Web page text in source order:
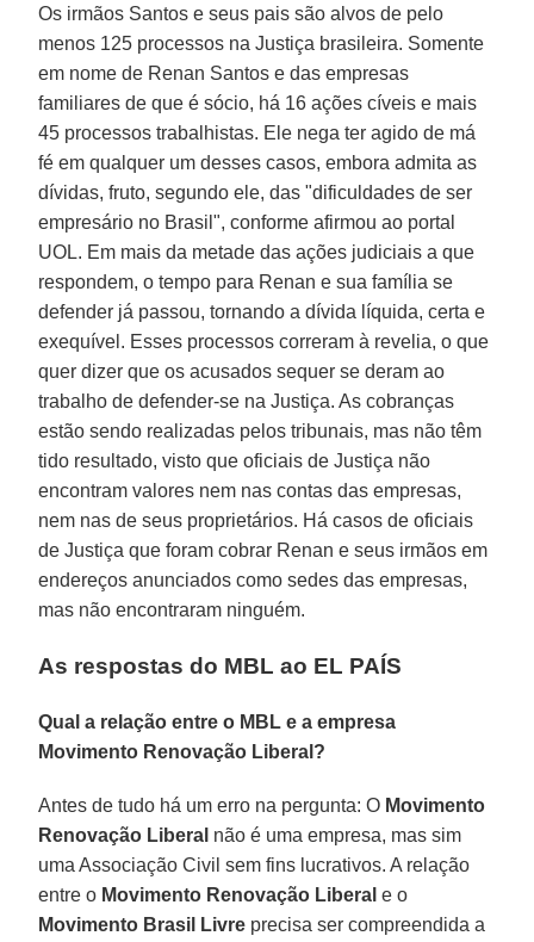
Os irmãos Santos e seus pais são alvos de pelo
menos 125 processos na Justiça brasileira. Somente
em nome de Renan Santos e das empresas
familiares de que é sócio, há 16 ações cíveis e mais
45 processos trabalhistas. Ele nega ter agido de má
fé em qualquer um desses casos, embora admita as
dívidas, fruto, segundo ele, das "dificuldades de ser
empresário no Brasil", conforme afirmou ao portal
UOL. Em mais da metade das ações judiciais a que
respondem, o tempo para Renan e sua família se
defender já passou, tornando a dívida líquida, certa e
exequível. Esses processos correram à revelia, o que
quer dizer que os acusados sequer se deram ao
trabalho de defender-se na Justiça. As cobranças
estão sendo realizadas pelos tribunais, mas não têm
tido resultado, visto que oficiais de Justiça não
encontram valores nem nas contas das empresas,
nem nas de seus proprietários. Há casos de oficiais
de Justiça que foram cobrar Renan e seus irmãos em
endereços anunciados como sedes das empresas,
mas não encontraram ninguém.
As respostas do MBL ao EL PAÍS
Qual a relação entre o MBL e a empresa
Movimento Renovação Liberal?
Antes de tudo há um erro na pergunta: O Movimento
Renovação Liberal não é uma empresa, mas sim
uma Associação Civil sem fins lucrativos. A relação
entre o Movimento Renovação Liberal e o
Movimento Brasil Livre precisa ser compreendida a